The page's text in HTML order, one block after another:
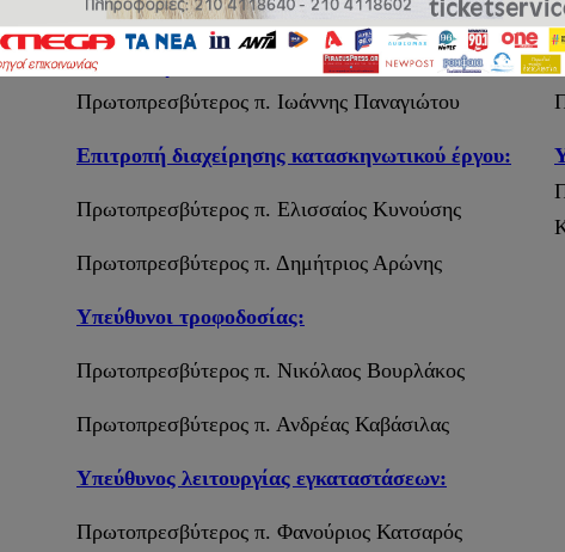
Διευθυντής
Πρωτοπρεσβύτερος π. Ιωάννης Παναγιώτου
Επιτροπή διαχείρησης κατασκηνωτικού έργου:
Πρωτοπρεσβύτερος π. Ελισσαίος Κυνούσης
Πρωτοπρεσβύτερος π. Δημήτριος Αρώνης
Υπεύθυνοι τροφοδοσίας:
Πρωτοπρεσβύτερος π. Νικόλαος Βουρλάκος
Πρωτοπρεσβύτερος π. Ανδρέας Καβάσιλας
Υπεύθυνος λειτουργίας εγκαταστάσεων:
Πρωτοπρεσβύτερος π. Φανούριος Κατσαρός